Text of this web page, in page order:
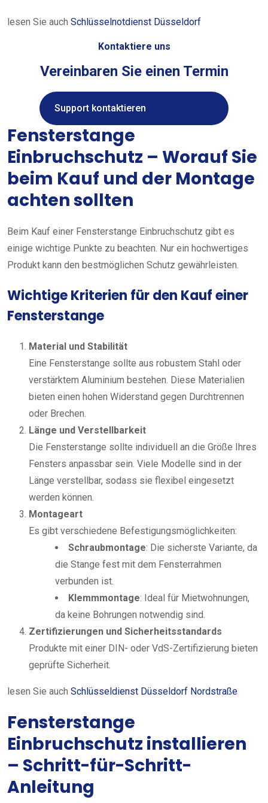
lesen Sie auch Schlüsselnotdienst Düsseldorf
Kontaktiere uns
Vereinbaren Sie einen Termin
Support kontaktieren
Fensterstange
Einbruchschutz – Worauf Sie
beim Kauf und der Montage
achten sollten
Beim Kauf einer Fensterstange Einbruchschutz gibt es
einige wichtige Punkte zu beachten. Nur ein hochwertiges
Produkt kann den bestmöglichen Schutz gewährleisten.
Wichtige Kriterien für den Kauf einer
Fensterstange
Material und Stabilität
Eine Fensterstange sollte aus robustem Stahl oder
verstärktem Aluminium bestehen. Diese Materialien
bieten einen hohen Widerstand gegen Durchtrennen
oder Brechen.
Länge und Verstellbarkeit
Die Fensterstange sollte individuell an die Größe Ihres
Fensters anpassbar sein. Viele Modelle sind in der
Länge verstellbar, sodass sie flexibel eingesetzt
werden können.
Montageart
Es gibt verschiedene Befestigungsmöglichkeiten:
Schraubmontage: Die sicherste Variante, da
die Stange fest mit dem Fensterrahmen
verbunden ist.
Klemmmontage: Ideal für Mietwohnungen,
da keine Bohrungen notwendig sind.
Zertifizierungen und Sicherheitsstandards
Produkte mit einer DIN- oder VdS-Zertifizierung bieten
geprüfte Sicherheit.
lesen Sie auch Schlüsseldienst Düsseldorf Nordstraße
Fensterstange
Einbruchschutz installieren
– Schritt-für-Schritt-
Anleitung